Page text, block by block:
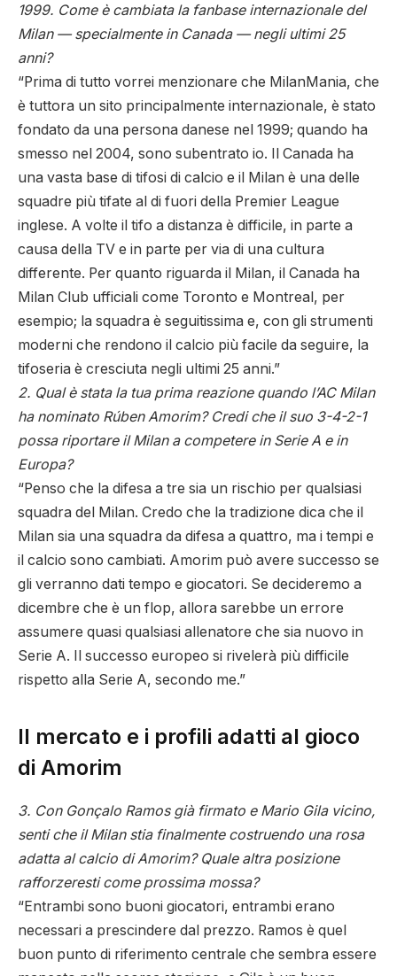
1999. Come è cambiata la fanbase internazionale del
Milan — specialmente in Canada — negli ultimi 25
anni?
“Prima di tutto vorrei menzionare che MilanMania, che
è tuttora un sito principalmente internazionale, è stato
fondato da una persona danese nel 1999; quando ha
smesso nel 2004, sono subentrato io. Il Canada ha
una vasta base di tifosi di calcio e il Milan è una delle
squadre più tifate al di fuori della Premier League
inglese. A volte il tifo a distanza è difficile, in parte a
causa della TV e in parte per via di una cultura
differente. Per quanto riguarda il Milan, il Canada ha
Milan Club ufficiali come Toronto e Montreal, per
esempio; la squadra è seguitissima e, con gli strumenti
moderni che rendono il calcio più facile da seguire, la
tifoseria è cresciuta negli ultimi 25 anni.”
2. Qual è stata la tua prima reazione quando l’AC Milan
ha nominato Rúben Amorim? Credi che il suo 3-4-2-1
possa riportare il Milan a competere in Serie A e in
Europa?
“Penso che la difesa a tre sia un rischio per qualsiasi
squadra del Milan. Credo che la tradizione dica che il
Milan sia una squadra da difesa a quattro, ma i tempi e
il calcio sono cambiati. Amorim può avere successo se
gli verranno dati tempo e giocatori. Se decideremo a
dicembre che è un flop, allora sarebbe un errore
assumere quasi qualsiasi allenatore che sia nuovo in
Serie A. Il successo europeo si rivelerà più difficile
rispetto alla Serie A, secondo me.”
Il mercato e i profili adatti al gioco
di Amorim
3. Con Gonçalo Ramos già firmato e Mario Gila vicino,
senti che il Milan stia finalmente costruendo una rosa
adatta al calcio di Amorim? Quale altra posizione
rafforzeresti come prossima mossa?
“Entrambi sono buoni giocatori, entrambi erano
necessari a prescindere dal prezzo. Ramos è quel
buon punto di riferimento centrale che sembra essere